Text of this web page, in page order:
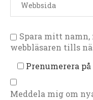
Spara mitt
webbläsaren tills
Prenumerera
Meddela mig om